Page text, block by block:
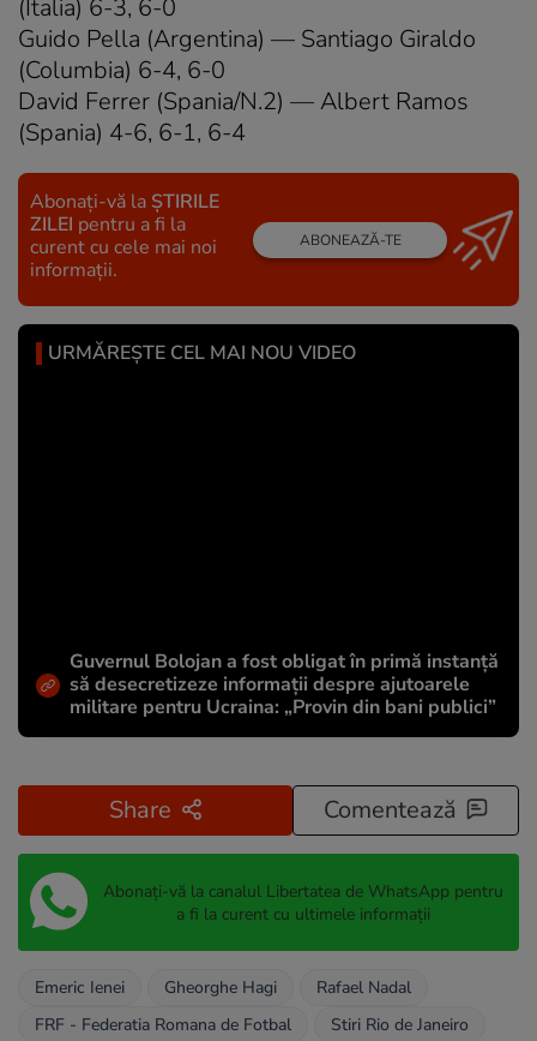
(Italia) 6-3, 6-0
Guido Pella (Argentina) — Santiago Giraldo
(Columbia) 6-4, 6-0
David Ferrer (Spania/N.2) — Albert Ramos
(Spania) 4-6, 6-1, 6-4
Abonați-vă la ȘTIRILE
ZILEI pentru a fi la
curent cu cele mai noi
informații.
ABONEAZĂ-TE
URMĂREȘTE CEL MAI NOU VIDEO
Guvernul Bolojan a fost obligat în primă instanță
să desecretizeze informații despre ajutoarele
militare pentru Ucraina: „Provin din bani publici”
Share Comentează
Abonați-vă la canalul Libertatea de WhatsApp pentru
a fi la curent cu ultimele informații
Emeric Ienei Gheorghe Hagi
Rafael Nadal
FRF - Federatia Romana de Fotbal
Stiri Rio de Janeiro